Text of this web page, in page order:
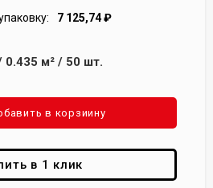
7 125,74₽
0.435 м²/ 50 шт.
в корзиину
в 1 клик